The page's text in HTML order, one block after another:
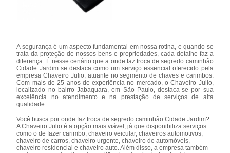
A segurança é um aspecto fundamental em nossa rotina, e quando se
trata da proteção de nossos bens e propriedades, cada detalhe faz a
diferença. É nesse cenário que a onde faz troca de segredo caminhão
Cidade Jardim se destaca como um serviço essencial oferecido pela
empresa Chaveiro Julio, atuante no segmento de chaves e carimbos.
Com mais de 25 anos de experiência no mercado, o Chaveiro Julio,
localizado no bairro Jabaquara, em São Paulo, destaca-se por sua
excelência no atendimento e na prestação de serviços de alta
qualidade.
Você busca por onde faz troca de segredo caminhão Cidade Jardim?
A Chaveiro Julio é a opção mais viável, já que disponibiliza serviços
como o de fazer carimbo, chaveiro veicular, chaveiros automotivos,
chaveiro de carros, chaveiro urgente, chaveiro de automóveis,
chaveiro residencial e chaveiro auto. Além disso, a empresa também